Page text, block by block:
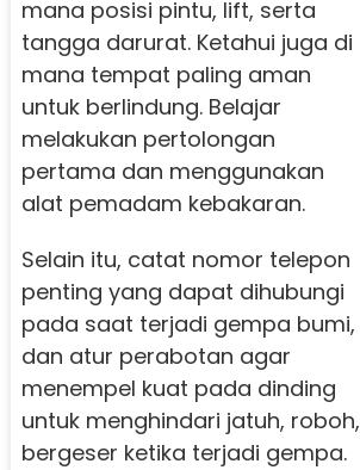
mana posisi pintu, lift, serta
tangga darurat. Ketahui juga di
mana tempat paling aman
untuk berlindung. Belajar
melakukan pertolongan
pertama dan menggunakan
alat pemadam kebakaran.
Selain itu, catat nomor telepon
penting yang dapat dihubungi
pada saat terjadi gempa bumi,
dan atur perabotan agar
menempel kuat pada dinding
untuk menghindari jatuh, roboh,
bergeser ketika terjadi gempa.